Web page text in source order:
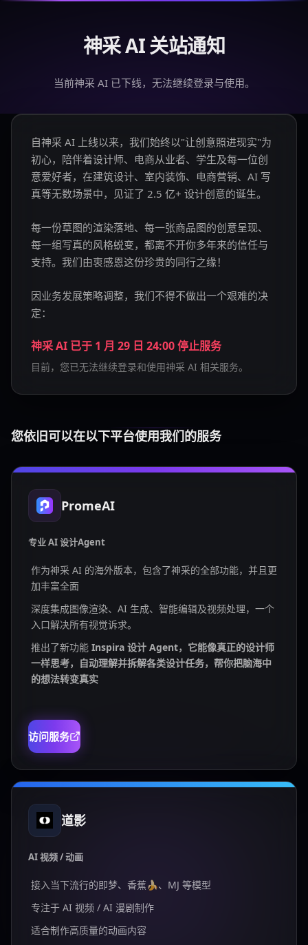
神采 AI 关站通知
当前神采 AI 已下线，无法继续登录与使用。
自神采 AI 上线以来，我们始终以"让创意照进现实"为
初心，陪伴着设计师、电商从业者、学生及每一位创
意爱好者，在建筑设计、室内装饰、电商营销、AI 写
真等无数场景中，见证了 2.5 亿+ 设计创意的诞生。
每一份草图的渲染落地、每一张商品图的创意呈现、
每一组写真的风格蜕变，都离不开你多年来的信任与
支持。我们由衷感恩这份珍贵的同行之缘！
因业务发展策略调整，我们不得不做出一个艰难的决
定：
神采 AI 已于 1 月 29 日 24:00 停止服务
目前，您已无法继续登录和使用神采 AI 相关服务。
您依旧可以在以下平台使用我们的服务
PromeAI
专业 AI 设计Agent
作为神采 AI 的海外版本，包含了神采的全部功能，并且更
加丰富全面
深度集成图像渲染、AI 生成、智能编辑及视频处理，一个
入口解决所有视觉诉求。
推出了新功能 Inspira 设计 Agent，它能像真正的设计师
一样思考，自动理解并拆解各类设计任务，帮你把脑海中
的想法转变真实
访问服务
道影
AI 视频 / 动画
接入当下流行的即梦、香蕉🍌、MJ 等模型
专注于 AI 视频 / AI 漫剧制作
适合制作高质量的动画内容